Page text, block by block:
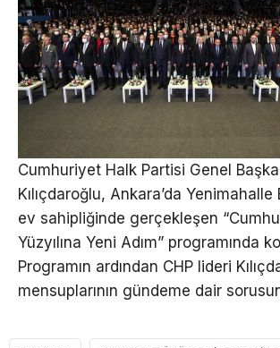
Cumhuriyet Halk Partisi Genel
Kılıçdaroğlu, Ankara’da Yenimahalle
ev sahipliğinde gerçekleşen
Yüzyılına Yeni Adım” programında
Programın ardından CHP lideri
mensuplarının gündeme dair